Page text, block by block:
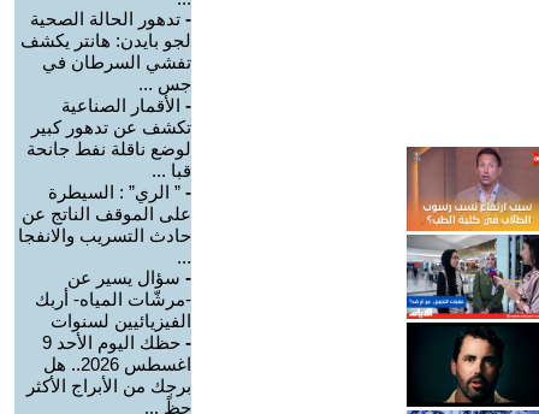
- تدهور الحالة الصحية
لجو بايدن: هانتر يكشف
تفشي السرطان في
جس ...
- الأقمار الصناعية
تكشف عن تدهور كبير
لوضع ناقلة نفط جانحة
قبا ...
- ” الري” : السيطرة
على الموقف الناتج عن
حادث التسريب والانفجا
...
- سؤال يسير عن
-مرشّات المياه- أربك
الفيزيائيين لسنوات
-
حظك اليوم الأحد 9
اغسطس 2026.. هل
برجك من الأبراج الأكثر
حظً ...